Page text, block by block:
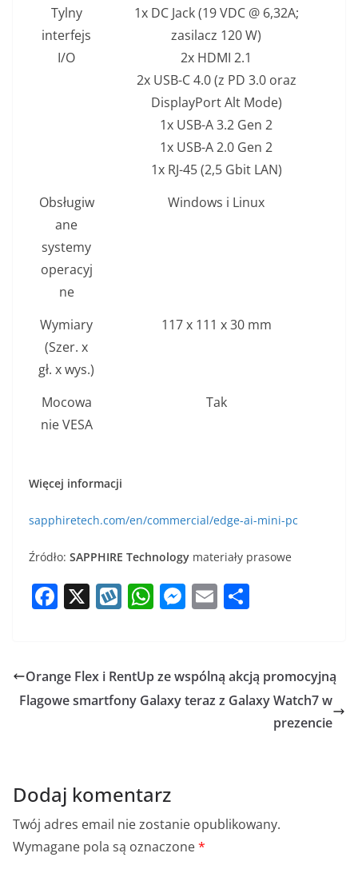
Tylny
interfejs
I/O
1x DC Jack (19 VDC @ 6,32A;
zasilacz 120 W)
2x HDMI 2.1
2x USB-C 4.0 (z PD 3.0 oraz
DisplayPort Alt Mode)
1x USB-A 3.2 Gen 2
1x USB-A 2.0 Gen 2
1x RJ-45 (2,5 Gbit LAN)
Obsługiw
ane
systemy
operacyj
ne
Windows i Linux
Wymiary
(Szer. x
gł. x wys.)
117 x 111 x 30 mm
Mocowa
nie VESA
Tak
Więcej informacji
sapphiretech.com/en/commercial/edge-ai-mini-pc
Źródło: SAPPHIRE Technology materiały prasowe
F
e
b
X W
o
p
W
s
A
M
e
n
E
l e
Orange Flex i RentUp ze wspólną akcją promocyjną
Flagowe smartfony Galaxy teraz z Galaxy Watch7 w
prezencie
Dodaj komentarz
Twój adres email nie zostanie opublikowany.
Wymagane pola są oznaczone*